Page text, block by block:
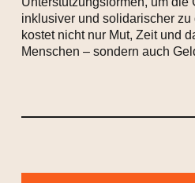
inklusiver und solidarischer
kostet nicht nur Mut, Zeit und
Menschen – sondern auch